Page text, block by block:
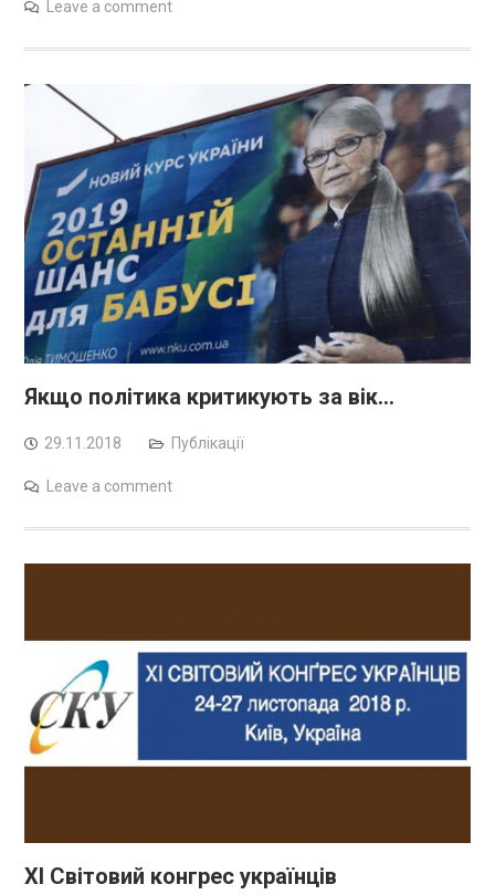
Leave a comment
Якщо політика критикують за вік…
29.11.2018 Публікації
Leave a comment
ХІ Світовий конгрес українців